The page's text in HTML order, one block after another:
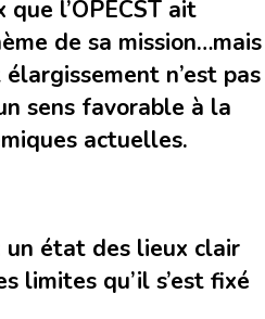
l’OPECST ait
de sa mission…mais
n’est pas
sens favorable à la
actuelles.
un état des lieux clair
limites qu’il s’est fixé